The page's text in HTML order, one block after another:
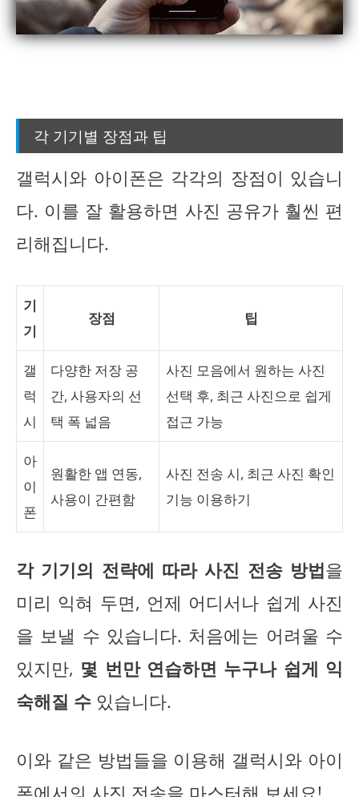
각 기기별 장점과 팁
갤럭시와 아이폰은 각각의 장점이 있습니
다. 이를 잘 활용하면 사진 공유가 훨씬 편
리해집니다.
기
기
장점 팁
갤
럭
시
다양한 저장 공
간, 사용자의 선
택 폭 넓음
사진 모음에서 원하는 사진
선택 후, 최근 사진으로 쉽게
접근 가능
아
이
폰
원활한 앱 연동,
사용이 간편함
사진 전송 시, 최근 사진 확인
기능 이용하기
각 기기의 전략에 따라 사진 전송 방법을
미리 익혀 두면, 언제 어디서나 쉽게 사진
을 보낼 수 있습니다. 처음에는 어려울 수
있지만, 몇 번만 연습하면 누구나 쉽게 익
숙해질 수 있습니다.
이와 같은 방법들을 이용해 갤럭시와 아이